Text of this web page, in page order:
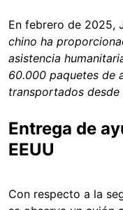
En febrero de 2025,
chino ha
asistencia
60.000 paquetes de
transportados desde
Entrega de
EEUU
Con respecto a la